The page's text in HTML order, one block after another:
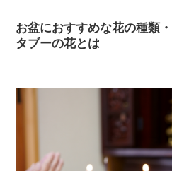
お盆におすすめな花の種類
タブーの花とは